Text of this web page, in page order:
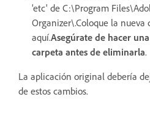
'etc' de C:\Program
Organizer\.Coloque la
aquí.Asegúrate de hacer
carpeta antes de eliminarla.
La aplicación original debería
de estos cambios.